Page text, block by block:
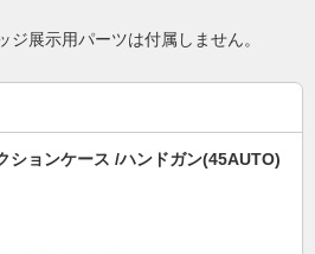
展示用パーツは付属しません。
ションケース /ハンドガン(45AUTO)